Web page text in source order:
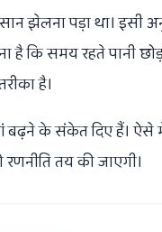
झेलना पड़ा था। इसी
है कि समय रहते पानी
है।
बढ़ने के संकेत दिए हैं।
तय की जाएगी।